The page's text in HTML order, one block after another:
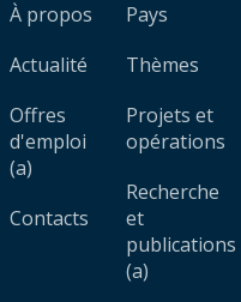
À propos
Actualité
Offres
d'emploi
(a)
Contacts
Pays
Thèmes
Projets et
opérations
Recherche
et
publications
(a)